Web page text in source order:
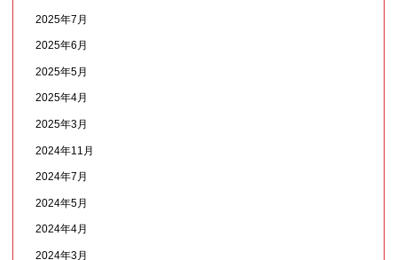
2025年7月
2025年6月
2025年5月
2025年4月
2025年3月
2024年11月
2024年7月
2024年5月
2024年4月
2024年3月